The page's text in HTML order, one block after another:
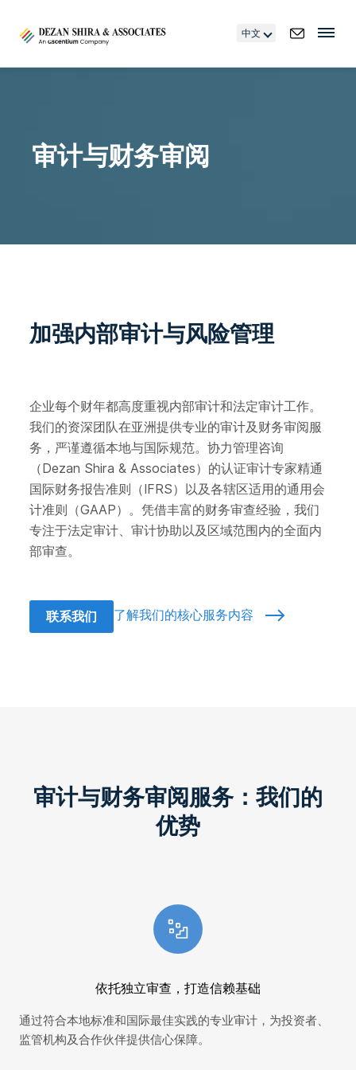
中文
审计与财务审阅
加强内部审计与风险管理
企业每个财年都高度重视内部审计和法定审计工作。
我们的资深团队在亚洲提供专业的审计及财务审阅服
务，严谨遵循本地与国际规范。协力管理咨询
（Dezan Shira & Associates）的认证审计专家精通
国际财务报告准则（IFRS）以及各辖区适用的通用会
计准则（GAAP）。凭借丰富的财务审查经验，我们
专注于法定审计、审计协助以及区域范围内的全面内
部审查。
联系我们 了解我们的核心服务内容
审计与财务审阅服务：我们的
优势
依托独立审查，打造信赖基础
通过符合本地标准和国际最佳实践的专业审计，为投资者、
监管机构及合作伙伴提供信心保障。